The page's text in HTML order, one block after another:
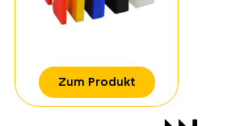
Zum Produkt